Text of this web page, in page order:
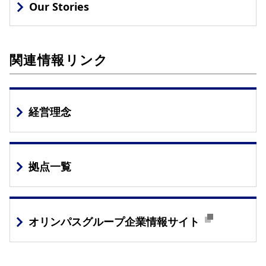
Our Stories
関連情報リンク
経営理念
拠点一覧
オリンパスグループ企業情報サイト